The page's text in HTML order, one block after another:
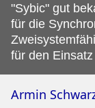
"Sybic" gut
für die
für den
Armin